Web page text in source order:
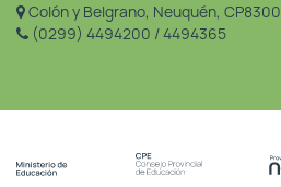
Colón y Belgrano, Neuquén, CP8300
(0299) 4494200 / 4494365